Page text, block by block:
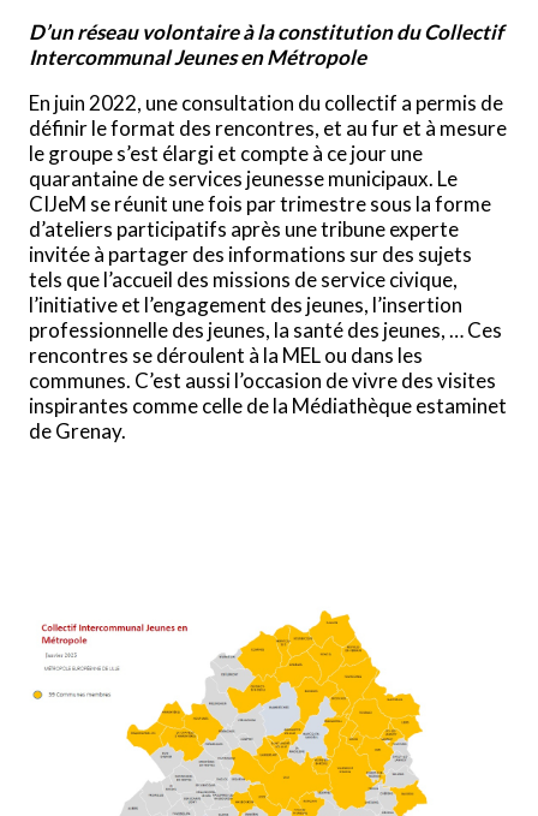
D’un réseau volontaire à la constitution du Collectif
Intercommunal Jeunes en Métropole
En juin 2022, une consultation du collectif a permis de
définir le format des rencontres, et au fur et à mesure
le groupe s’est élargi et compte à ce jour une
quarantaine de services jeunesse municipaux. Le
CIJeM se réunit une fois par trimestre sous la forme
d’ateliers participatifs après une tribune experte
invitée à partager des informations sur des sujets
tels que l’accueil des missions de service civique,
l’initiative et l’engagement des jeunes, l’insertion
professionnelle des jeunes, la santé des jeunes, … Ces
rencontres se déroulent à la MEL ou dans les
communes. C’est aussi l’occasion de vivre des visites
inspirantes comme celle de la Médiathèque estaminet
de Grenay.